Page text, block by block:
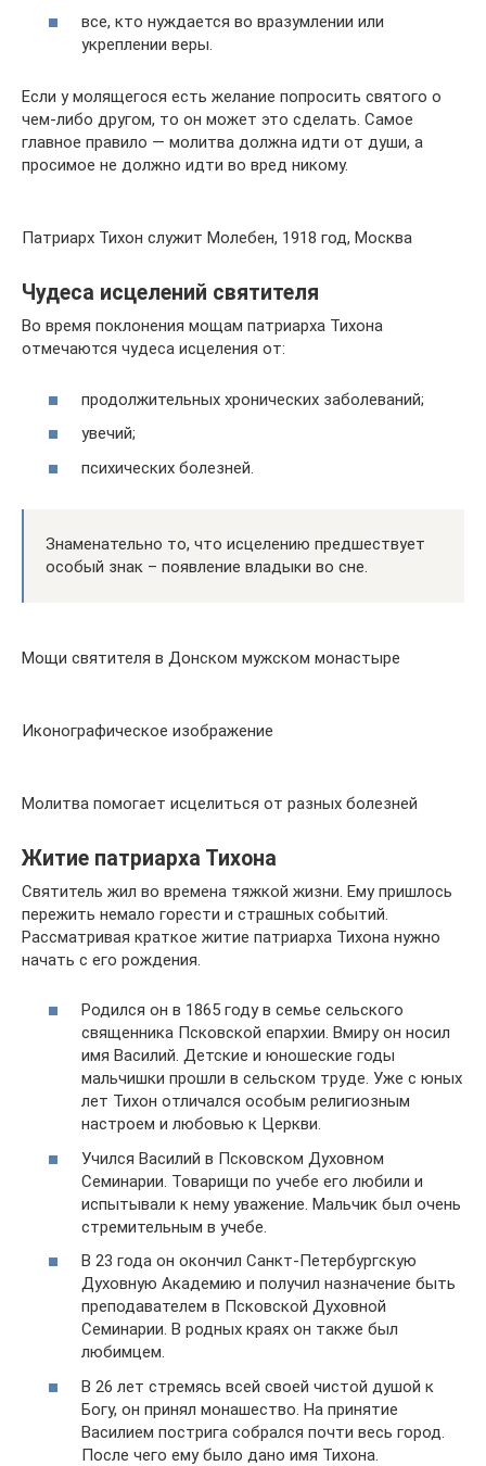
все, кто нуждается во вразумлении или
укреплении веры.
Если у молящегося есть желание попросить святого о
чем-либо другом, то он может это сделать. Самое
главное правило — молитва должна идти от души, а
просимое не должно идти во вред никому.
Патриарх Тихон служит Молебен, 1918 год, Москва
Чудеса исцелений святителя
Во время поклонения мощам патриарха Тихона
отмечаются чудеса исцеления от:
продолжительных хронических заболеваний;
увечий;
психических болезней.
Знаменательно то, что исцелению предшествует
особый знак – появление владыки во сне.
Мощи святителя в Донском мужском монастыре
Иконографическое изображение
Молитва помогает исцелиться от разных болезней
Житие патриарха Тихона
Святитель жил во времена тяжкой жизни. Ему пришлось
пережить немало горести и страшных событий.
Рассматривая краткое житие патриарха Тихона нужно
начать с его рождения.
Родился он в 1865 году в семье сельского
священника Псковской епархии. Вмиру он носил
имя Василий. Детские и юношеские годы
мальчишки прошли в сельском труде. Уже с юных
лет Тихон отличался особым религиозным
настроем и любовью к Церкви.
Учился Василий в Псковском Духовном
Семинарии. Товарищи по учебе его любили и
испытывали к нему уважение. Мальчик был очень
стремительным в учебе.
В 23 года он окончил Санкт-Петербургскую
Духовную Академию и получил назначение быть
преподавателем в Псковской Духовной
Семинарии. В родных краях он также был
любимцем.
В 26 лет стремясь всей своей чистой душой к
Богу, он принял монашество. На принятие
Василием пострига собрался почти весь город.
После чего ему было дано имя Тихона.